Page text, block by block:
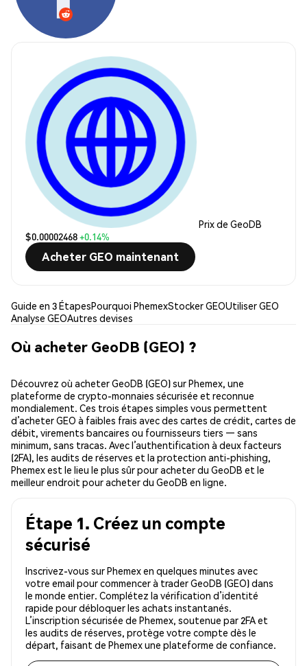
Prix de GeoDB
$0.00002468+0.14%
Acheter GEO maintenant
Guide en 3 ÉtapesPourquoi PhemexStocker GEOUtiliser GEO
Analyse GEOAutres devises
Où acheter GeoDB (GEO) ?
Découvrez où acheter GeoDB (GEO) sur Phemex, une
plateforme de crypto-monnaies sécurisée et reconnue
mondialement. Ces trois étapes simples vous permettent
d’acheter GEO à faibles frais avec des cartes de crédit, cartes de
débit, virements bancaires ou fournisseurs tiers — sans
minimum, sans tracas. Avec l’authentification à deux facteurs
(2FA), les audits de réserves et la protection anti-phishing,
Phemex est le lieu le plus sûr pour acheter du GeoDB et le
meilleur endroit pour acheter du GeoDB en ligne.
Étape 1. Créez un compte
sécurisé
Inscrivez-vous sur Phemex en quelques minutes avec
votre email pour commencer à trader GeoDB (GEO) dans
le monde entier. Complétez la vérification d’identité
rapide pour débloquer les achats instantanés.
L’inscription sécurisée de Phemex, soutenue par 2FA et
les audits de réserves, protège votre compte dès le
départ, faisant de Phemex une plateforme de confiance.